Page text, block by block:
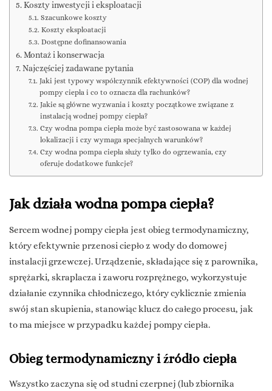
Koszty inwestycji i eksploatacji
Szacunkowe koszty
Koszty eksploatacji
Dostępne dofinansowania
Montaż i konserwacja
Najczęściej zadawane pytania
Jaki jest typowy współczynnik efektywności (COP) dla wodnej
pompy ciepła i co to oznacza dla rachunków?
Jakie są główne wyzwania i koszty początkowe związane z
instalacją wodnej pompy ciepła?
Czy wodna pompa ciepła może być zastosowana w każdej
lokalizacji i czy wymaga specjalnych warunków?
Czy wodna pompa ciepła służy tylko do ogrzewania, czy
oferuje dodatkowe funkcje?
Jak działa wodna pompa ciepła?
Sercem wodnej pompy ciepła jest obieg termodynamiczny,
który efektywnie przenosi ciepło z wody do domowej
instalacji grzewczej. Urządzenie, składające się z parownika,
sprężarki, skraplacza i zaworu rozprężnego, wykorzystuje
działanie czynnika chłodniczego, który cyklicznie zmienia
swój stan skupienia, stanowiąc klucz do całego procesu, jak
to ma miejsce w przypadku każdej pompy ciepła.
Obieg termodynamiczny i źródło ciepła
Wszystko zaczyna się od studni czerpnej (lub zbiornika